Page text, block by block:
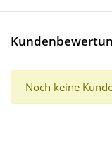
Noch keine